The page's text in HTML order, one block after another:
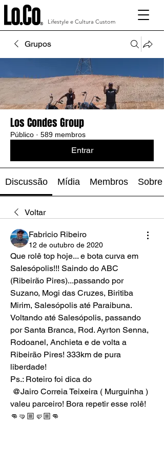
Lifestyle e Cultura Custom
Grupos
Los Condes Group
Público · 589 membros
Entrar
Discussão Mídia Membros Sobre
Voltar
Fabricio Ribeiro
12 de outubro de 2020
Que rolê top hoje... e bota curva em
Salesópolis!!! Saindo do ABC
(Ribeirão Pires)...passando por
Suzano, Mogi das Cruzes, Biritiba
Mirim, Salesópolis até Paraibuna.
Voltando até Salesópolis, passando
por Santa Branca, Rod. Ayrton Senna,
Rodoanel, Anchieta e de volta a
Ribeirão Pires! 333km de pura
liberdade!
Ps.: Roteiro foi dica do
@Jairo Correia Teixeira ( Murguinha )
valeu parceiro! Bora repetir esse rolê!
👊🤜🏼🤛🏼👊